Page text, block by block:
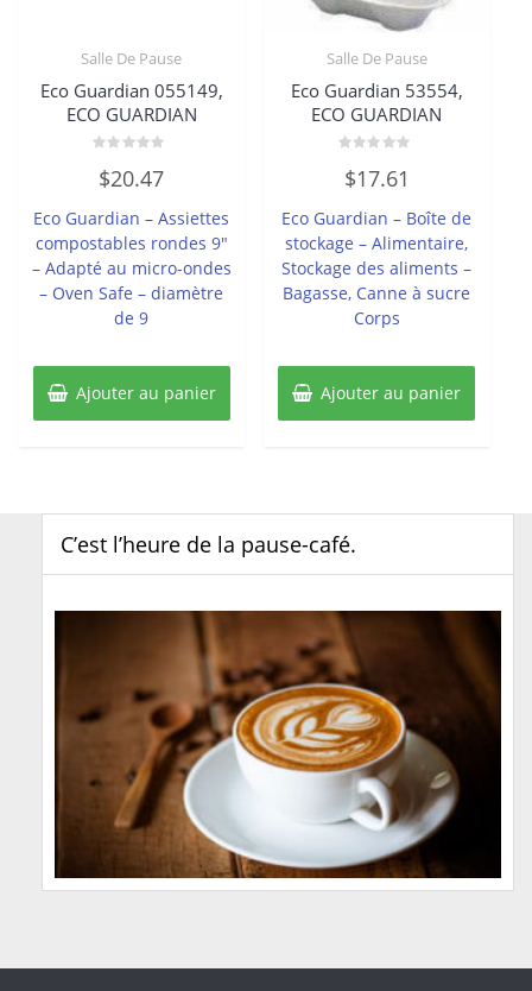
Salle De Pause
Eco Guardian 055149,
ECO GUARDIAN
0
sur
$20.47
Eco Guardian – Assiettes
compostables rondes 9″
– Adapté au micro-ondes
– Oven Safe – diamètre
de 9
Ajouter au panier
Salle De Pause
Eco Guardian 53554,
ECO GUARDIAN
0
sur
$17.61
Eco Guardian – Boîte de
stockage – Alimentaire,
Stockage des aliments –
Bagasse, Canne à sucre
Corps
Ajouter au panier
C’est l’heure de la pause-café.